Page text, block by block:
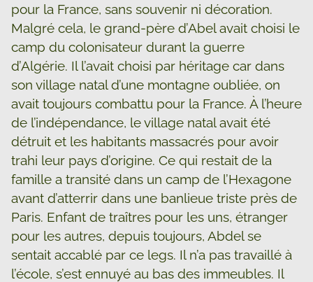
pour la France, sans souvenir ni décoration.
Malgré cela, le grand-père d’Abel avait choisi le
camp du colonisateur durant la guerre
d’Algérie. Il l’avait choisi par héritage car dans
son village natal d’une montagne oubliée, on
avait toujours combattu pour la France. À l’heure
de l’indépendance, le village natal avait été
détruit et les habitants massacrés pour avoir
trahi leur pays d’origine. Ce qui restait de la
famille a transité dans un camp de l’Hexagone
avant d’atterrir dans une banlieue triste près de
Paris. Enfant de traîtres pour les uns, étranger
pour les autres, depuis toujours, Abdel se
sentait accablé par ce legs. Il n’a pas travaillé à
l’école, s’est ennuyé au bas des immeubles. Il